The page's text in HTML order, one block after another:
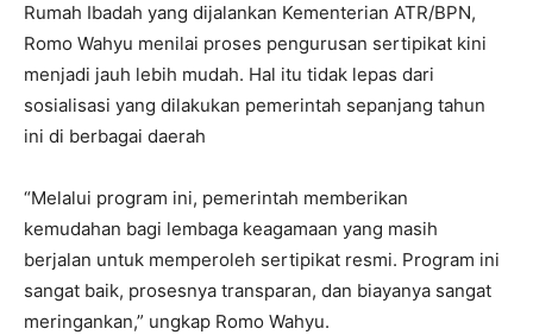
Rumah Ibadah yang dijalankan Kementerian ATR/BPN,
Romo Wahyu menilai proses pengurusan sertipikat kini
menjadi jauh lebih mudah. Hal itu tidak lepas dari
sosialisasi yang dilakukan pemerintah sepanjang tahun
ini di berbagai daerah
“Melalui program ini, pemerintah memberikan
kemudahan bagi lembaga keagamaan yang masih
berjalan untuk memperoleh sertipikat resmi. Program ini
sangat baik, prosesnya transparan, dan biayanya sangat
meringankan,” ungkap Romo Wahyu.